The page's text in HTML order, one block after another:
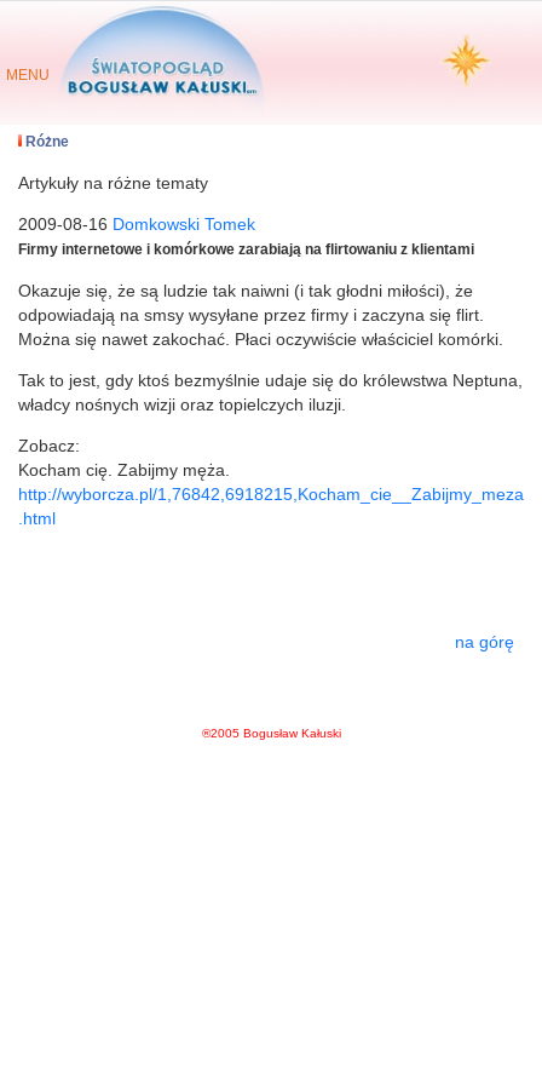
MENU
Różne
Artykuły na różne tematy
2009-08-16 Domkowski Tomek
Firmy internetowe i komórkowe zarabiają na flirtowaniu z klientami
Okazuje się, że są ludzie tak naiwni (i tak głodni miłości), że
odpowiadają na smsy wysyłane przez firmy i zaczyna się flirt.
Można się nawet zakochać. Płaci oczywiście właściciel komórki.
Tak to jest, gdy ktoś bezmyślnie udaje się do królewstwa Neptuna,
władcy nośnych wizji oraz topielczych iluzji.
Zobacz:
Kocham cię. Zabijmy męża.
http://wyborcza.pl/1,76842,6918215,Kocham_cie__Zabijmy_meza
.html
na górę
®2005 Bogusław Kałuski